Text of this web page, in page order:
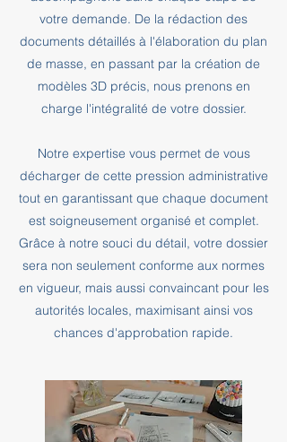
votre demande. De la rédaction des
documents détaillés à l'élaboration du plan
de masse, en passant par la création de
modèles 3D précis, nous prenons en
charge l'intégralité de votre dossier.
Notre expertise vous permet de vous
décharger de cette pression administrative
tout en garantissant que chaque document
est soigneusement organisé et complet.
Grâce à notre souci du détail, votre dossier
sera non seulement conforme aux normes
en vigueur, mais aussi convaincant pour les
autorités locales, maximisant ainsi vos
chances d'approbation rapide.